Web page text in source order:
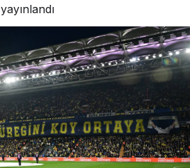
yayınlandı